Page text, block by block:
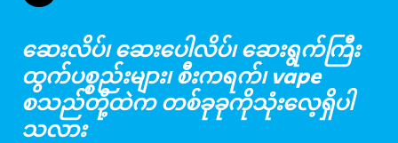
ဆေးလိပ်၊ ဆေးပေါလိပ်၊ ဆေးရွက်ကြီး
ထွက်ပစ္စည်းများ၊ စီးကရက်၊ vape
စသည်တို့ထဲက တစ်ခုခုကိုသုံးလေ့ရှိပါ
သလား